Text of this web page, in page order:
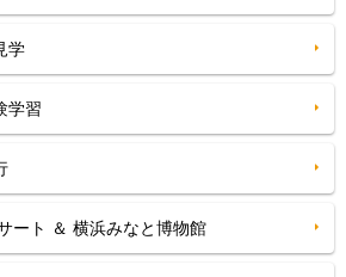
学
学習
ート ＆ 横浜みなと博物館